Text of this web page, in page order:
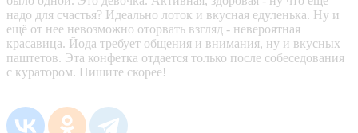
надо для счастья? Идеально лоток и вкусная едуленька. Ну и
ещё от нее невозможно оторвать взгляд - невероятная
красавица. Йода требует общения и внимания, ну и вкусных
паштетов. Эта конфетка отдается только после собеседования
с куратором. Пишите скорее!